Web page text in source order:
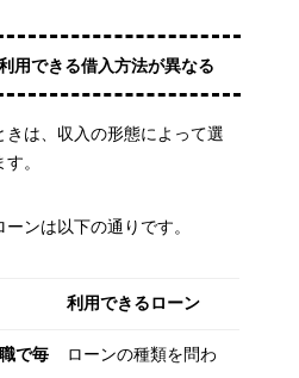
用できる借入方法が異なる
は、収入の形態によって選
。
ンは以下の通りです。
利用できるローン
で毎
ローンの種類を問わ